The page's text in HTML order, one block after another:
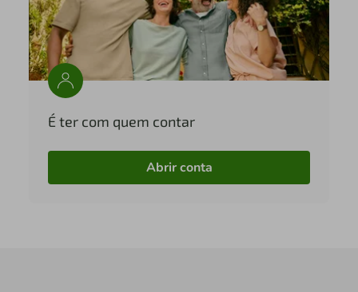
É ter com quem contar
Abrir conta